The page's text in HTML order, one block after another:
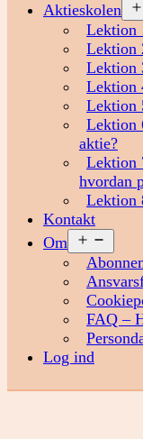
Aktieskolen
Lektion
Lektion
Lektion
Lektion
Lektion
Lektion
aktie?
Lektion
hvordan
Lektion
Kontakt
Om
menu
FAQ –
Log ind